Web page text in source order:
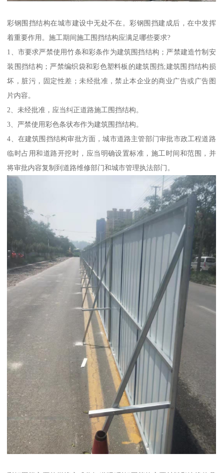
彩钢围挡结构在城市建设中无处不在。彩钢围挡建成后，在中发挥
着重要作用。施工期间施工围挡结构应满足哪些要求?
1、市要求严禁使用竹条和彩条作为建筑围挡结构；严禁建造竹制安
装围挡结构；严禁编织袋和彩色塑料板的建筑围挡;建筑围挡结构损
坏，脏污，固定性差；未经批准，禁止本企业的商业广告或广告图
片内容。
2、未经批准，应当纠正道路施工围挡结构。
3、严禁使用彩色条状布作为建筑围挡结构。
4、在建筑围挡结构审批方面，城市道路主管部门审批市政工程道路
临时占用和道路开挖时，应当明确设置标准，施工时间和范围，并
将审批内容复制到道路维修部门和城市管理执法部门。